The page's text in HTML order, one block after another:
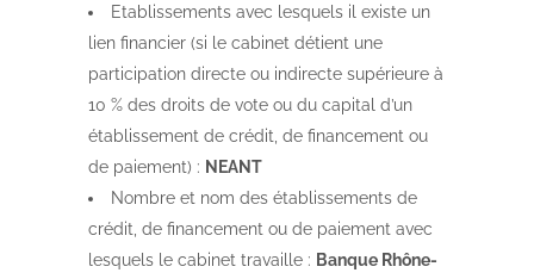
Etablissements avec lesquels il existe un
lien financier (si le cabinet détient une
participation directe ou indirecte supérieure à
10 % des droits de vote ou du capital d’un
établissement de crédit, de financement ou
de paiement) : NEANT
Nombre et nom des établissements de
crédit, de financement ou de paiement avec
lesquels le cabinet travaille : Banque Rhône-